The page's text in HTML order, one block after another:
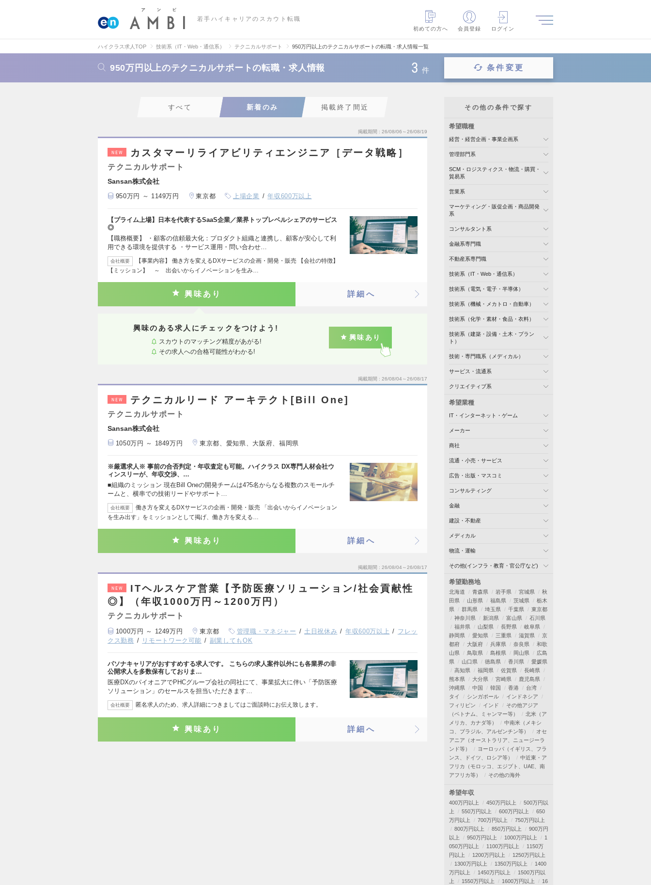
若手ハイキャリアのスカウト転職
初めての方へ
会員登録 ログイン
ハイクラス求人TOP 技術系（IT・Web・通信系） テクニカルサポート 950万円以上のテクニカルサポートの転職・求人情報一覧
950万円以上のテクニカルサポートの転職・求人情報 3 件 条件変更
すべて 新着のみ 掲載終了間近
掲載期間 26/08/06～26/08/19
NEW カスタマーリライアビリティエンジニア［データ戦略］
テクニカルサポート
Sansan株式会社
950万円 ～ 1149万円 東京都 上場企業 年収600万以上
【プライム上場】日本を代表するSaaS企業／業界トップレベルシェアのサービス
◎
【職務概要】 ・顧客の信頼最大化：プロダクト組織と連携し、顧客が安心して利
用できる環境を提供する ・サービス運用・問い合わせ…
会社概要
【事業内容】 働き方を変えるDXサービスの企画・開発・販売 【会社の特徴】
【ミッション】 ～ 出会いからイノベーションを生み…
興味あり 詳細へ
興味のある求人にチェックをつけよう!
スカウトのマッチング精度があがる!
その求人への合格可能性がわかる!
興味あり
掲載期間 26/08/04～26/08/17
NEW テクニカルリード アーキテクト[Bill One]
テクニカルサポート
Sansan株式会社
1050万円 ～ 1849万円 東京都、愛知県、大阪府、福岡県
※厳選求人※ 事前の合否判定・年収査定も可能。ハイクラス DX専門人材会社ウ
ィンスリーが、年収交渉、…
■組織のミッション 現在Bill Oneの開発チームは4?5名からなる複数のスモールチ
ームと、横串での技術リードやサポート…
会社概要
働き方を変えるDXサービスの企画・開発・販売 「出会いからイノベーション
を生み出す」をミッションとして掲げ、働き方を変える…
興味あり 詳細へ
掲載期間 26/08/04～26/08/17
NEW
ITヘルスケア営業【予防医療ソリューション/社会貢献性
◎】（年収1000万円～1200万円）
テクニカルサポート
1000万円 ～ 1249万円 東京都 管理職・マネジャー 土日祝休み 年収600万以上
フレッ
クス勤務
リモートワーク可能 副業してもOK
パソナキャリアがおすすめする求人です。 こちらの求人案件以外にも各業界の非
公開求人を多数保有しておりま…
医療DXのパイオニアでPHCグループ会社の同社にて、事業拡大に伴い「予防医療
ソリューション」のセールスを担当いただきます…
会社概要 匿名求人のため、求人詳細につきましてはご面談時にお伝え致します。
興味あり 詳細へ
その他の条件で探す
希望職種
経営・経営企画・事業企画系
管理部門系
SCM・ロジスティクス・物流・購買・
貿易系
営業系
マーケティング・販促企画・商品開発
系
コンサルタント系
金融系専門職
不動産系専門職
技術系（IT・Web・通信系）
技術系（電気・電子・半導体）
技術系（機械・メカトロ・自動車）
技術系（化学・素材・食品・衣料）
技術系（建築・設備・土木・プラン
ト）
技術・専門職系（メディカル）
サービス・流通系
クリエイティブ系
希望業種
IT・インターネット・ゲーム
メーカー
商社
流通・小売・サービス
広告・出版・マスコミ
コンサルティング
金融
建設・不動産
メディカル
物流・運輸
その他(インフラ・教育・官公庁など)
希望勤務地
北海道 青森県 岩手県 宮城県
秋
田県
山形県 福島県 茨城県
栃木
県
群馬県 埼玉県 千葉県
東京都
神奈川県
新潟県 富山県
石川県
福井県
山梨県 長野県
岐阜県
静岡県
愛知県 三重県 滋賀県
京
都府
大阪府 兵庫県 奈良県
和歌
山県
鳥取県 島根県 岡山県
広島
県
山口県 徳島県 香川県
愛媛県
高知県
福岡県 佐賀県
長崎県
熊本県
大分県 宮崎県
鹿児島県
沖縄県
中国 韓国 香港
台湾
タイ
シンガポール
インドネシア
フィリピン
インド
その他アジア
（ベトナム、ミャンマー等）
北米（ア
メリカ、カナダ等）
中南米（メキシ
コ、ブラジル、アルゼンチン等）
オセ
アニア（オーストラリア、ニュージーラ
ンド等）
ヨーロッパ（イギリス、フラ
ンス、ドイツ、ロシア等）
中近東・ア
フリカ（モロッコ、エジプト、UAE、南
アフリカ等）
その他の海外
希望年収
400万円以上 450万円以上
500万円以
上
550万円以上 600万円以上
650
万円以上
700万円以上
750万円以上
800万円以上
850万円以上
900万円
以上
950万円以上 1000万円以上
1
050万円以上
1100万円以上
1150万
円以上
1200万円以上
1250万円以上
1300万円以上
1350万円以上
1400
万円以上
1450万円以上
1500万円以
上
1550万円以上 1600万円以上
16